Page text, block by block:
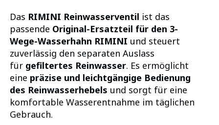
Das RIMINI Reinwasserventil ist das
passende Original-Ersatzteil für den 3-
Wege-Wasserhahn RIMINI und steuert
zuverlässig den separaten Auslass
für gefiltertes Reinwasser. Es ermöglicht
eine präzise und leichtgängige Bedienung
des Reinwasserhebels und sorgt für eine
komfortable Wasserentnahme im täglichen
Gebrauch.